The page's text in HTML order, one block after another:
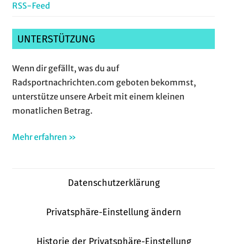
RSS-Feed
UNTERSTÜTZUNG
Wenn dir gefällt, was du auf
Radsportnachrichten.com geboten bekommst,
unterstütze unsere Arbeit mit einem kleinen
monatlichen Betrag.
Mehr erfahren »
Datenschutzerklärung
Privatsphäre-Einstellung ändern
Historie der Privatsphäre-Einstellung